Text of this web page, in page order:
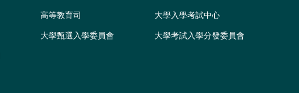
高等教育司 大學入學考試中心
大學甄選入學委員會 大學考試入學分發委員會